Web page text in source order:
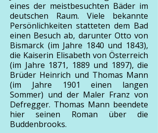
eines der meistbesuchten Bäder im
deutschen Raum. Viele bekannte
Persönlichkeiten statteten dem Bad
einen Besuch ab, darunter Otto von
Bismarck (im Jahre 1840 und 1843),
die Kaiserin Elisabeth von Österreich
(im Jahre 1871, 1889 und 1897), die
Brüder Heinrich und Thomas Mann
(im Jahre 1901 einen langen
Sommer) und der Maler Franz von
Defregger. Thomas Mann beendete
hier seinen Roman über die
Buddenbrooks.